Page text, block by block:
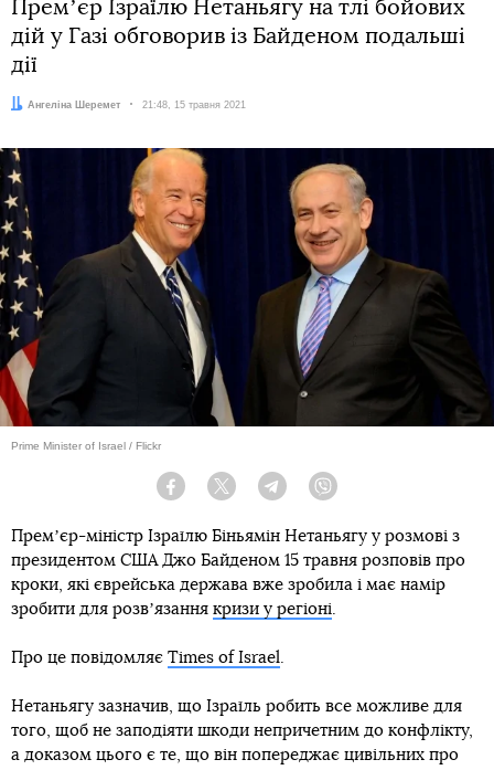
Премʼєр Ізраїлю Нетаньягу на тлі бойових
дій у Газі обговорив із Байденом подальші
дії
Автор:
Ангеліна Шеремет Дата:
21:48, 15 травня 2021
Prime Minister of Israel / Flickr
Facebook Twitter Telegram
Премʼєр-міністр Ізраїлю Біньямін Нетаньягу у розмові з
президентом США Джо Байденом 15 травня розповів про
кроки, які єврейська держава вже зробила і має намір
зробити для розвʼязання кризи у регіоні.
Про це повідомляє Times of Israel.
Нетаньягу зазначив, що Ізраїль робить все можливе для
того, щоб не заподіяти шкоди непричетним до конфлікту,
а доказом цього є те, що він попереджає цивільних про